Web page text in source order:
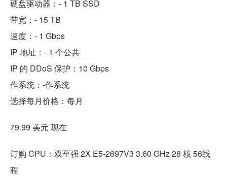
硬盘驱动器：- 1 TB SSD
带宽：- 15 TB
速度：- 1 Gbps
IP 地址：- 1 个公共
IP 的 DDoS 保护：10 Gbps
作系统：-作系统
选择每月价格：每月
79.99 美元 现在
订购 CPU：双至强 2X E5-2697V3 3.60 GHz 28 核 56线
程